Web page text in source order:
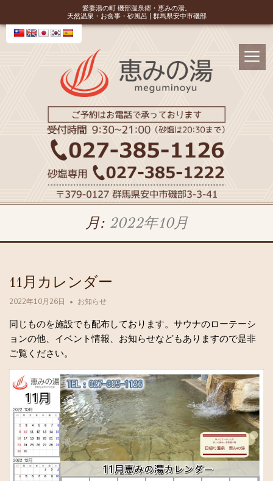
愛妻湯の町 磯部温泉郷・恵みの湯。
天然温泉・お食事・砂風呂 | 群馬県安中市磯部
月: 2022年10月
11月カレンダー
2022年10月26日 お知らせ
同じものを施設でも配布しております。サウナのローテーシ
ョンの他、イベント情報、お知らせなどもありますので是非
ご覧ください。